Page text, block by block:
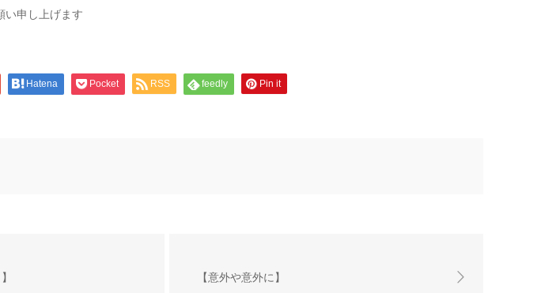
い申し上げます
Hatena Pocket RSS feedly Pin it
【意外や意外に】